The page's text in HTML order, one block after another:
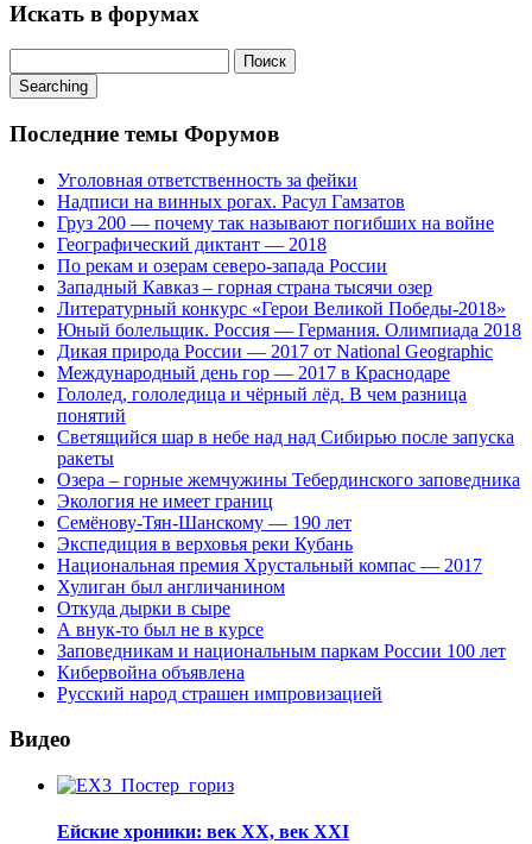
Искать в форумах
Searching
Последние темы Форумов
Уголовная ответственность за фейки
Надписи на винных рогах. Расул Гамзатов
Груз 200 — почему так называют погибших на войне
Географический диктант — 2018
По рекам и озерам северо-запада России
Западный Кавказ – горная страна тысячи озер
Литературный конкурс «Герои Великой Победы-2018»
Юный болельщик. Россия — Германия. Олимпиада 2018
Дикая природа России — 2017 от National Geographic
Международный день гор — 2017 в Краснодаре
Гололед, гололедица и чёрный лёд. В чем разница
понятий
Светящийся шар в небе над над Сибирью после запуска
ракеты
Озера – горные жемчужины Тебердинского заповедника
Экология не имеет границ
Семёнову-Тян-Шанскому — 190 лет
Экспедиция в верховья реки Кубань
Национальная премия Хрустальный компас — 2017
Хулиган был англичанином
Откуда дырки в сыре
А внук-то был не в курсе
Заповедникам и национальным паркам России 100 лет
Кибервойна объявлена
Русский народ страшен импровизацией
Видео
Ейские хроники: век XX, век XXI